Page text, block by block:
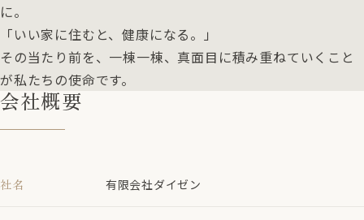
に。
「いい家に住むと、健康になる。」
その当たり前を、一棟一棟、真面目に積み重ねていくこと
が私たちの使命です。
会社概要
社名 有限会社ダイゼン